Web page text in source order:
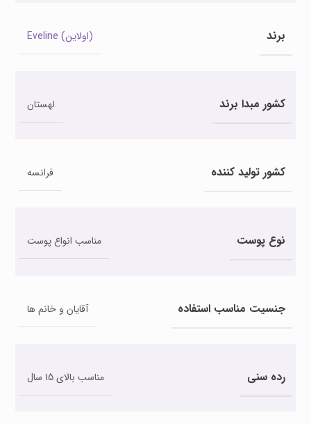
برند (اولاین) Eveline
کشور مبدا برند لهستان
کشور تولید کننده فرانسه
نوع پوست مناسب انواع پوست
جنسیت مناسب استفاده آقایان و خانم ها
رده سنی مناسب بالای 15 سال